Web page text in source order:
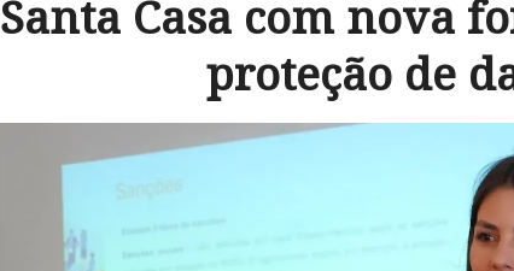
Santa Casa com nova
proteção de